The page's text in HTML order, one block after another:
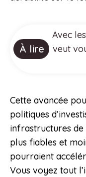
À lire
Avec
veut
Cette avancée
politiques
infrastructures de
plus fiables et
pourraient
Vous voyez tout